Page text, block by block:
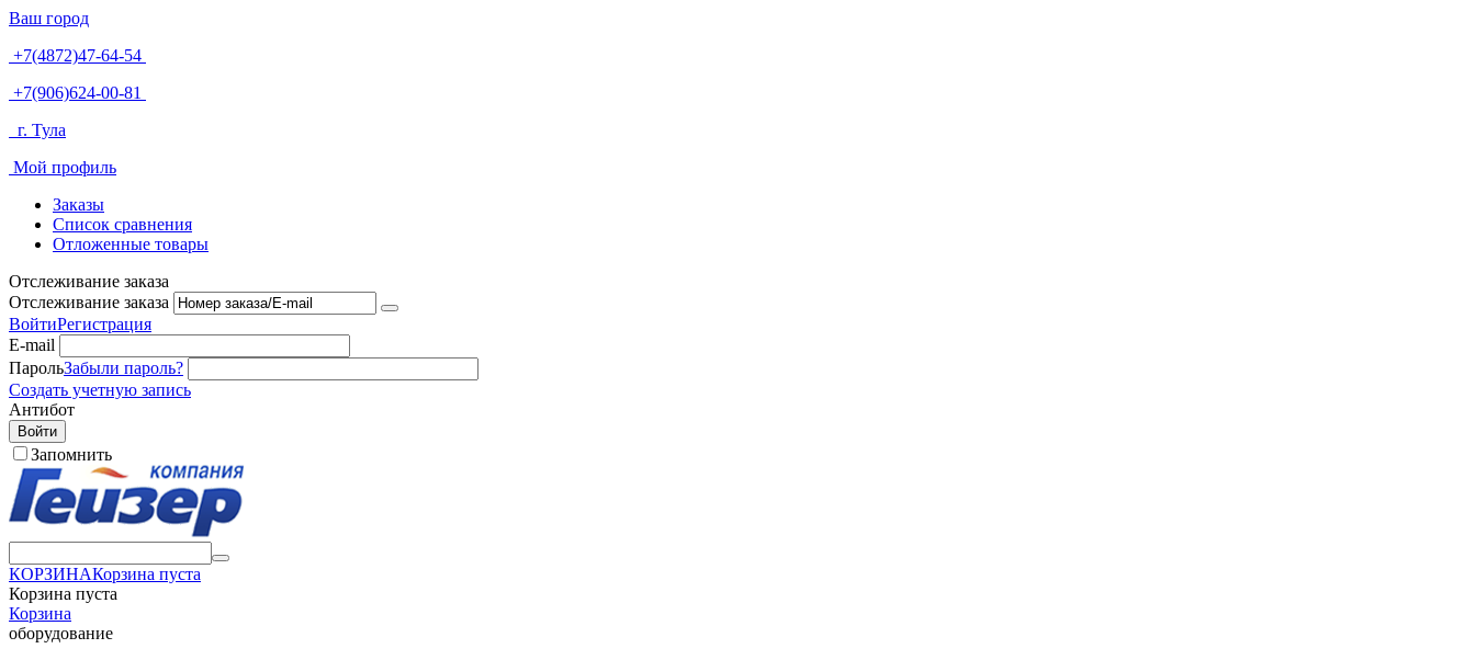
Ваш город
+7(4872)47-64-54
+7(906)624-00-81
г. Тула
Мой профиль
Заказы
Список сравнения
Отложенные товары
Отслеживание заказа
Отслеживание заказа
ВойтиРегистрация
E-mail
ПарольЗабыли пароль?
Создать учетную запись
Антибот
Войти
Запомнить
КОРЗИНАКорзина пуста
Корзина пуста
Корзина
оборудование